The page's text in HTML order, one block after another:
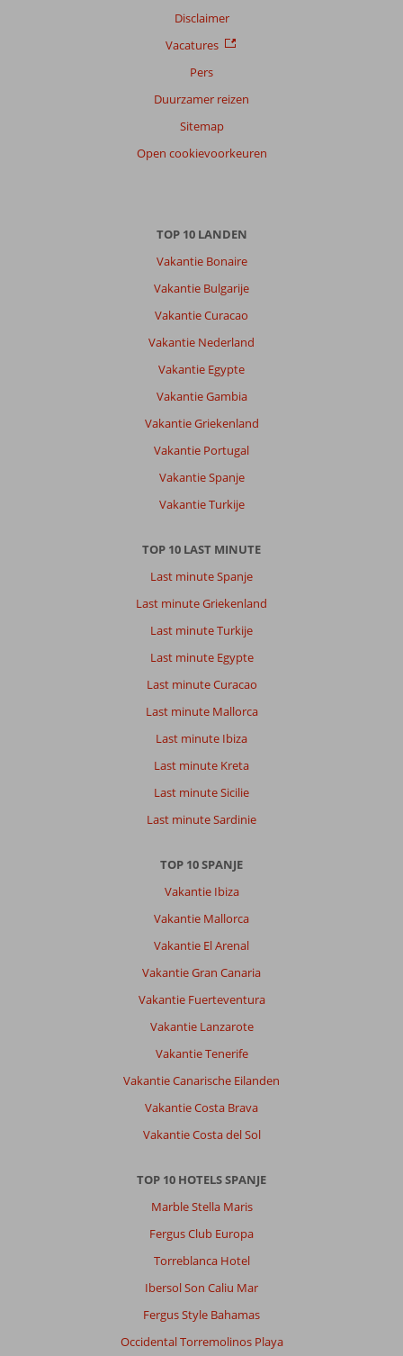
Disclaimer
Vacatures
Pers
Duurzamer reizen
Sitemap
Open cookievoorkeuren
TOP 10 LANDEN
Vakantie Bonaire
Vakantie Bulgarije
Vakantie Curacao
Vakantie Nederland
Vakantie Egypte
Vakantie Gambia
Vakantie Griekenland
Vakantie Portugal
Vakantie Spanje
Vakantie Turkije
TOP 10 LAST MINUTE
Last minute Spanje
Last minute Griekenland
Last minute Turkije
Last minute Egypte
Last minute Curacao
Last minute Mallorca
Last minute Ibiza
Last minute Kreta
Last minute Sicilie
Last minute Sardinie
TOP 10 SPANJE
Vakantie Ibiza
Vakantie Mallorca
Vakantie El Arenal
Vakantie Gran Canaria
Vakantie Fuerteventura
Vakantie Lanzarote
Vakantie Tenerife
Vakantie Canarische Eilanden
Vakantie Costa Brava
Vakantie Costa del Sol
TOP 10 HOTELS SPANJE
Marble Stella Maris
Fergus Club Europa
Torreblanca Hotel
Ibersol Son Caliu Mar
Fergus Style Bahamas
Occidental Torremolinos Playa